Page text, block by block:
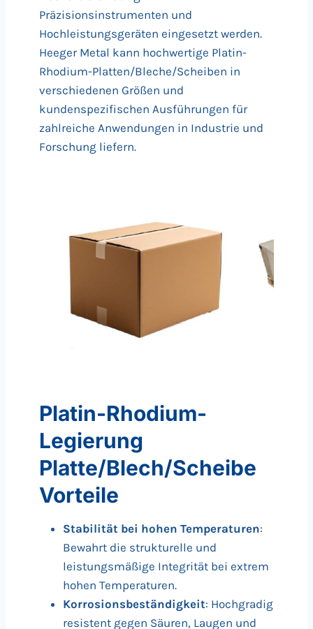
Präzisionsinstrumenten und
Hochleistungsgeräten eingesetzt werden.
Heeger Metal kann hochwertige Platin-
Rhodium-Platten/Bleche/Scheiben in
verschiedenen Größen und
kundenspezifischen Ausführungen für
zahlreiche Anwendungen in Industrie und
Forschung liefern.
Platin-Rhodium-
Legierung
Platte/Blech/Scheibe
Vorteile
Stabilität bei hohen Temperaturen:
Bewahrt die strukturelle und
leistungsmäßige Integrität bei extrem
hohen Temperaturen.
Korrosionsbeständigkeit: Hochgradig
resistent gegen Säuren, Laugen und